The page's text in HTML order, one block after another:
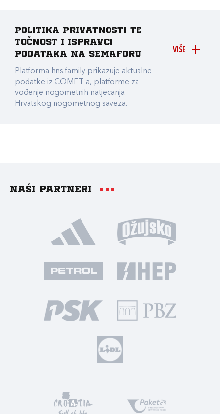
VIŠE
Politika privatnosti te
točnost i ispravci
podataka na Semaforu
Platforma hns.family prikazuje aktualne
podatke iz COMET-a, platforme za
vođenje nogometnih natjecanja
Hrvatskog nogometnog saveza.
Naši partneri